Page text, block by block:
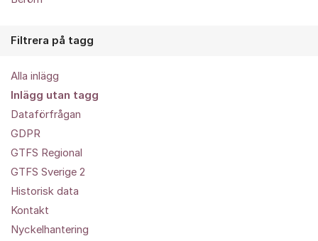
Filtrera på tagg
Alla inlägg
Inlägg utan tagg
Dataförfrågan
GDPR
GTFS Regional
GTFS Sverige 2
Historisk data
Kontakt
Nyckelhantering